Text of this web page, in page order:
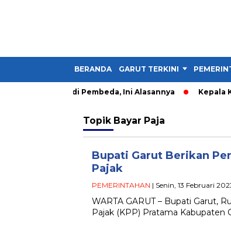
BERANDA GARUT TERKINI
IMM Harus Jadi Pembeda, Ini Alasannya Kepala
Topik Bayar Paja
Bupati Garut Berikan
Pajak
PEMERINTAHAN | Senin, 13 Februari
WARTA GARUT – Bupati Garut,
Pajak (KPP) Pratama Kabupaten